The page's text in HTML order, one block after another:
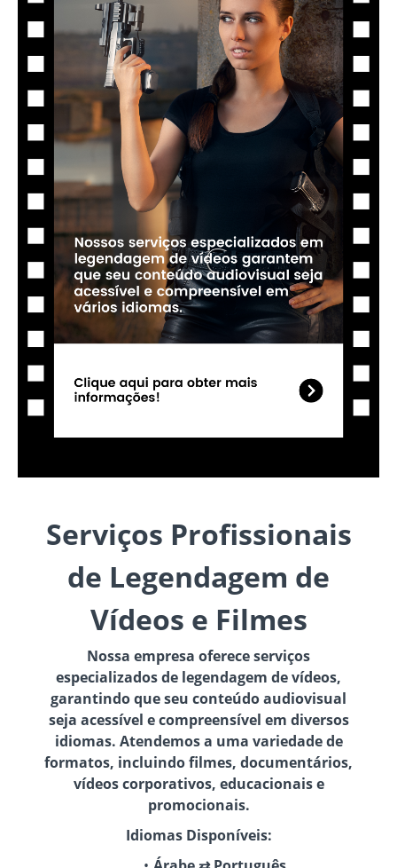
Serviços Profissionais
de Legendagem de
Vídeos e Filmes
Nossa empresa oferece serviços
especializados de legendagem de vídeos,
garantindo que seu conteúdo audiovisual
seja acessível e compreensível em diversos
idiomas. Atendemos a uma variedade de
formatos, incluindo filmes, documentários,
vídeos corporativos, educacionais e
promocionais.
Idiomas Disponíveis: